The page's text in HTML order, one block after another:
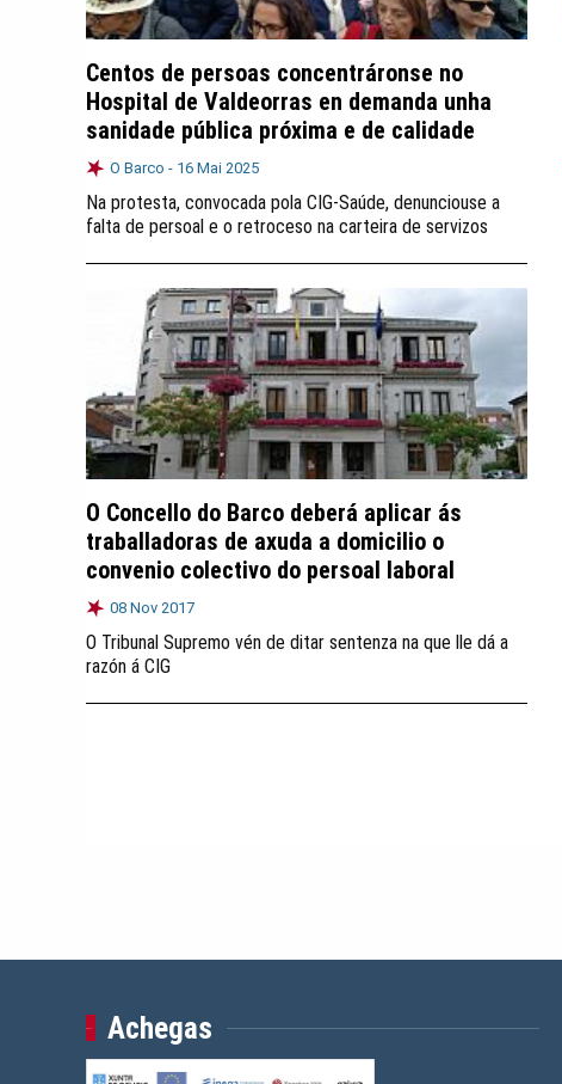
Centos de persoas concentráronse no
Hospital de Valdeorras en demanda unha
sanidade pública próxima e de calidade
O Barco - 16 Mai 2025
Na protesta, convocada pola CIG-Saúde, denunciouse a
falta de persoal e o retroceso na carteira de servizos
O Concello do Barco deberá aplicar ás
traballadoras de axuda a domicilio o
convenio colectivo do persoal laboral
08 Nov 2017
O Tribunal Supremo vén de ditar sentenza na que lle dá a
razón á CIG
Achegas